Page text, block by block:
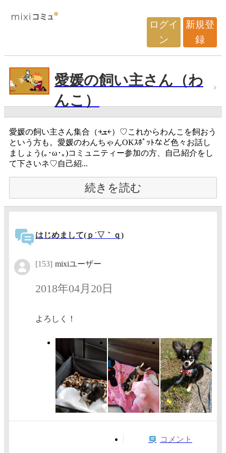
ログイ
ン
新規登
録
愛媛の飼い主さん（わ
んこ）
愛媛の飼い主さん集合（￫ܫ￩）♡これからわんこを飼おう
という方も。愛媛のわんちゃんOKｽﾎﾟｯﾄなど色々お話し
ましょう(｡･ω･｡)コミュニティー参加の方、自己紹介をし
て下さいネ♡自己紹...
続きを読む
はじめまして(ｐ´▽｀ｑ)
[153] mixiユーザー
2018年04月20日
よろしく！
コメント